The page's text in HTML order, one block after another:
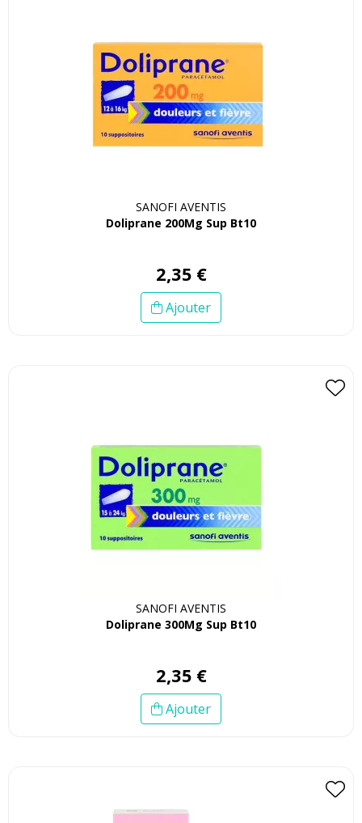
SANOFI AVENTIS
Doliprane 200Mg Sup Bt10
2,35 €
Ajouter
SANOFI AVENTIS
Doliprane 300Mg Sup Bt10
2,35 €
Ajouter